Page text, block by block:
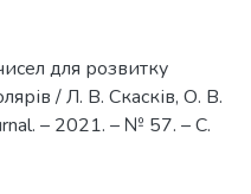
для розвитку
/ Л. В. Скасків, О. В.
– 2021. – № 57. – С.